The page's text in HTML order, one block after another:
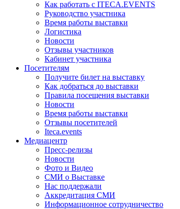
Как работать с ITECA.EVENTS
Руководство участника
Время работы выставки
Логистика
Новости
Отзывы участников
Кабинет участника
Посетителям
Получите билет на выставку
Как добраться до выставки
Правила посещения выставки
Новости
Время работы выставки
Отзывы посетителей
Iteca.events
Медиацентр
Пресс-релизы
Новости
Фото и Видео
СМИ о Выставке
Нас поддержали
Аккредитация СМИ
Информационное сотрудничество